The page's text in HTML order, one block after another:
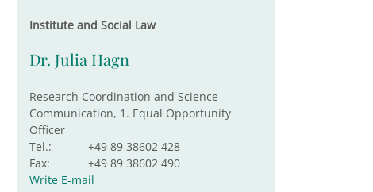
Institute and Social Law
Dr. Julia Hagn
Research Coordination and Science
Communication, 1. Equal Opportunity
Officer
Tel.:
+49 89 38602 428
Fax:
+49 89 38602 490
Write E-mail